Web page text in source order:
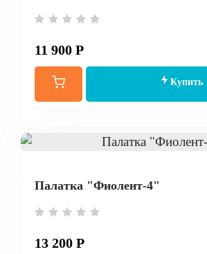
11 900 Р
Купить
Палатка "Фиолент-4"
13 200 Р